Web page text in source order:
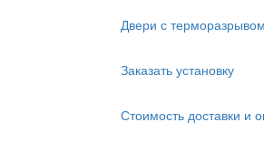
Двери с терморазрывом
Заказать установку
Стоимость доставки и